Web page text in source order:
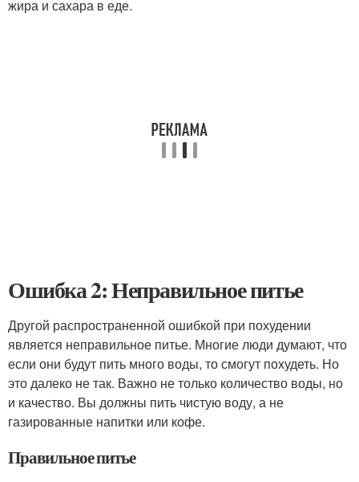
жира и сахара в еде.
Ошибка 2: Неправильное питье
Другой распространенной ошибкой при похудении
является неправильное питье. Многие люди думают, что
если они будут пить много воды, то смогут похудеть. Но
это далеко не так. Важно не только количество воды, но
и качество. Вы должны пить чистую воду, а не
газированные напитки или кофе.
Правильное питье